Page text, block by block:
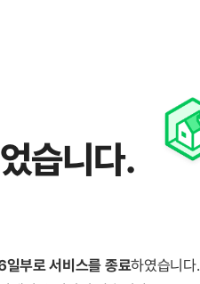
습니다.
부로 서비스를 종료하였습니다.